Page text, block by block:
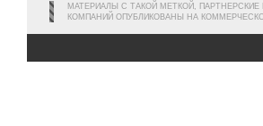
МАТЕРИАЛЫ С ТАКОЙ МЕТКОЙ,
КОМПАНИЙ ОПУБЛИКОВАНЫ НА